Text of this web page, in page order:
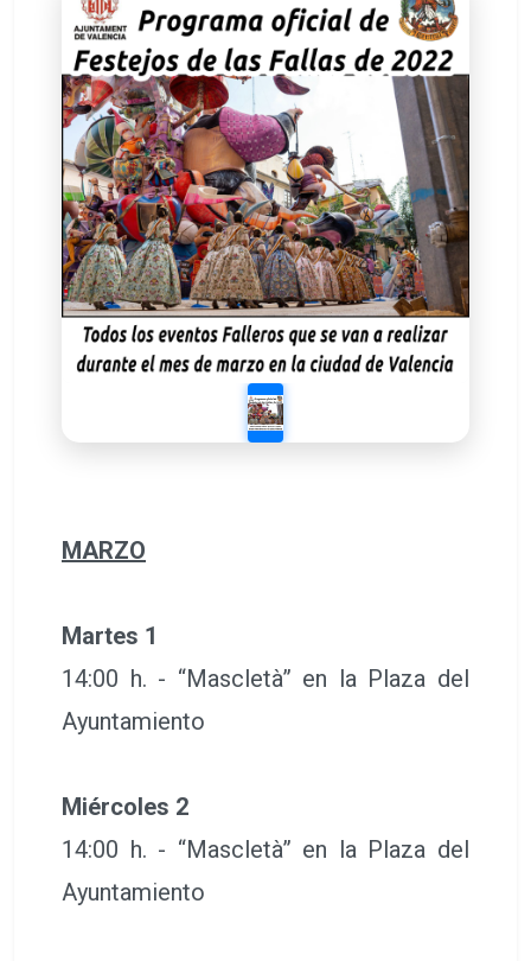
MARZO
Martes 1
14:00 h. - “Mascletà” en la Plaza del
Ayuntamiento
Miércoles 2
14:00 h. - “Mascletà” en la Plaza del
Ayuntamiento